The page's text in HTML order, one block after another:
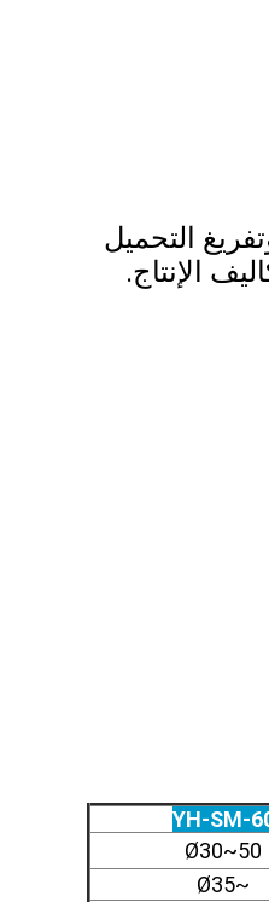
التحميل
الإنتاج.
YH-SM-
Ø30~50
~Ø35